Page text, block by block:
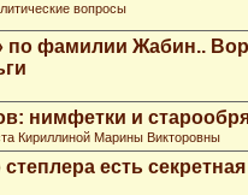
вопросы
по фамилии Жабин..
нимфетки и
Кириллиной Марины Викторовны
есть